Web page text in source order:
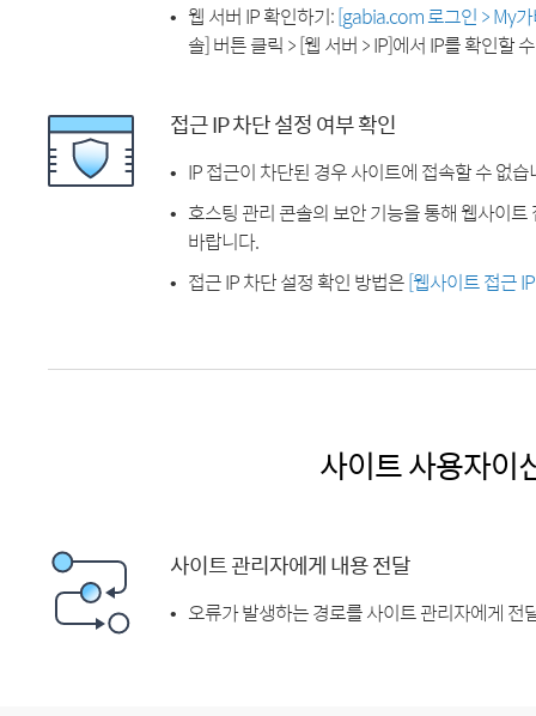
웹 서버 IP 확인하기:[gabia.com 로그인 > My
솔] 버튼 클릭 > [웹 서버 > IP]에서 IP를 확인할
접근 IP 차단 설정 여부 확인
IP 접근이 차단된 경우 사이트에 접속할 수 없습
호스팅 관리 콘솔의 보안 기능을 통해 웹사이
바랍니다.
접근 IP 차단 설정 확인 방법은[웹사이트 접근
사이트 사용자이
사이트 관리자에게 내용 전달
오류가 발생하는 경로를 사이트 관리자에게 전